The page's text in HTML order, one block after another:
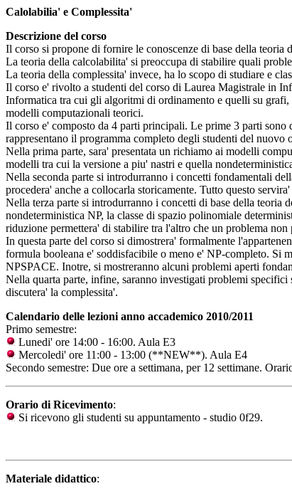
Calolabilia' e Complessita'
Descrizione del corso
Il corso si propone di fornire le conoscenze di base della teoria
La teoria della calcolabilita' si preoccupa di stabilire quali
La teoria della complessita' invece, ha lo scopo di studiare e
Il corso e' rivolto a studenti del corso di Laurea Magistrale in
Informatica tra cui gli algoritmi di ordinamento e quelli su
modelli computazionali teorici.
Il corso e' composto da 4 parti principali. Le prime 3 parti
rappresentano il programma completo degli studenti del nuovo
Nella prima parte, sara' presentata un richiamo ai modelli
modelli tra cui la versione a piu' nastri e quella
Nella seconda parte si introdurranno i concetti fondamentali
procedera' anche a collocarla storicamente. Tutto questo
Nella terza parte si introdurranno i concetti di base della teoria
nondeterministica NP, la classe di spazio polinomiale
riduzione permettera' di stabilire tra l'altro che un problema
In questa parte del corso si dimostrera' formalmente
formula booleana e' soddisfacibile o meno e' NP-completo. Si
NPSPACE. Inotre, si mostreranno alcuni problemi aperti
Nella quarta parte, infine, saranno investigati problemi
discutera' la complessita'.
Calendario delle lezioni anno accademico 2010/2011
Primo semestre:
Lunedi' ore 14:00 - 16:00. Aula E3
Mercoledi' ore 11:00 - 13:00 (**NEW**). Aula E4
Secondo semestre: Due ore a settimana, per 12 settimane.
Orario di Ricevimento:
Si ricevono gli studenti su appuntamento - studio 0f29.
Materiale didattico: